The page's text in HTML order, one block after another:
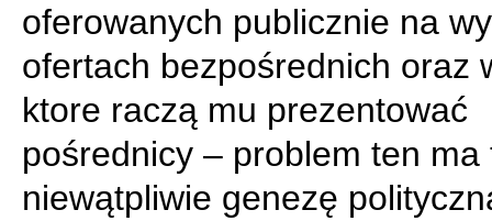
oferowanych publicznie na
ofertach bezpośrednich oraz
ktore raczą mu prezentować
pośrednicy – problem ten ma
niewątpliwie genezę